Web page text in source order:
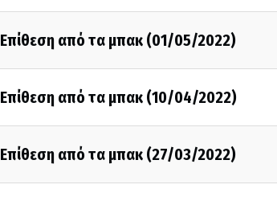
Επίθεση από τα μπακ (01/05/2022)
Επίθεση από τα μπακ (10/04/2022)
Επίθεση από τα μπακ (27/03/2022)